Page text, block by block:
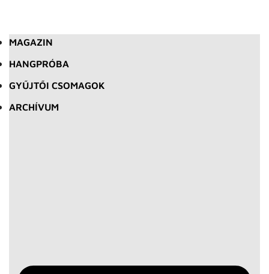
MAGAZIN
HANGPRÓBA
GYŰJTŐI CSOMAGOK
ARCHÍVUM